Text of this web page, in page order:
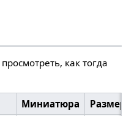
как тогда
Миниатюра